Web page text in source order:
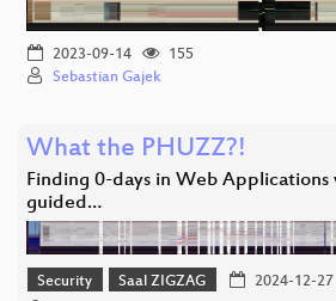
2023-09-14
155
Sebastian Gajek
What the PHUZZ?!
Finding 0-days in Web
guided…
Security Saal ZIGZAG 2024-12-27